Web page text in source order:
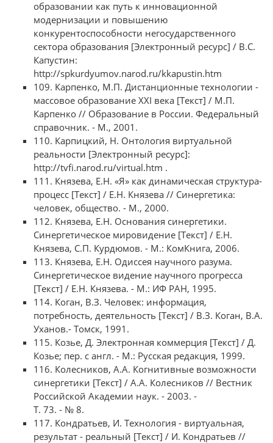
образовании как путь к инновационной
модернизации и повышению
конкурентоспособности негосударственного
сектора образования [Электронный ресурс] / В.С.
Капустин:
http://spkurdyumov.narod.ru/kkapustin.htm
109. Карпенко, М.П. Дистанционные технологии -
массовое образование XXI века [Текст] / М.П.
Карпенко // Образование в России. Федеральный
справочник. - М., 2001.
110. Карпицкий, Н. Онтология виртуальной
реальности [Электронный ресурс]:
http://tvfi.narod.ru/virtual.htm .
111. Князева, Е.Н. «Я» как динамическая структура-
процесс [Текст] / Е.Н. Князева // Синергетика:
человек, общество. - М., 2000.
112. Князева, Е.Н. Основания синергетики.
Синергетическое мировидение [Текст] / Е.Н.
Князева, С.П. Курдюмов. - М.: КомКнига, 2006.
113. Князева, Е.Н. Одиссея научного разума.
Синергетическое видение научного прогресса
[Текст] / Е.Н. Князева. - М.: ИФ РАН, 1995.
114. Коган, В.З. Человек: информация,
потребность, деятельность [Текст] / В.З. Коган, В.А.
Уханов.- Томск, 1991.
115. Козье, Д. Электронная коммерция [Текст] / Д.
Козье; пер. с англ. - М.: Русская редакция, 1999.
116. Колесников, А.А. Когнитивные возможности
синергетики [Текст] / А.А. Колесников // Вестник
Российской Академии наук. - 2003. -
Т. 73. - № 8.
117. Кондратьев, И. Технология - виртуальная,
результат - реальный [Текст] / И. Кондратьев //